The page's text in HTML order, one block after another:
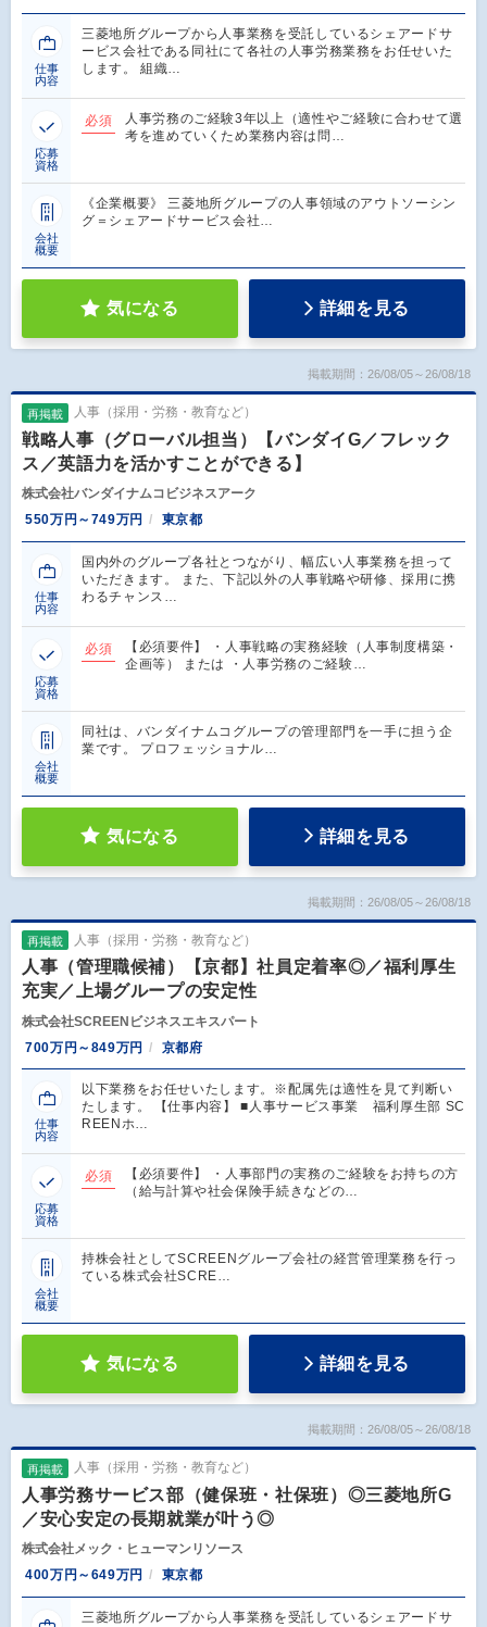
仕事
内容
三菱地所グループから人事業務を受託しているシェアードサ
ービス会社である同社にて各社の人事労務業務をお任せいた
します。 組織…
応募
資格
必須
人事労務のご経験3年以上（適性やご経験に合わせて選
考を進めていくため業務内容は問…
会社
概要
《企業概要》 三菱地所グループの人事領域のアウトソーシン
グ＝シェアードサービス会社…
気になる 詳細を見る
掲載期間：26/08/05～26/08/18
再掲載 人事（採用・労務・教育など）
戦略人事（グローバル担当）【バンダイG／フレック
ス／英語力を活かすことができる】
株式会社バンダイナムコビジネスアーク
550万円～749万円
東京都
仕事
内容
国内外のグループ各社とつながり、幅広い人事業務を担って
いただきます。 また、下記以外の人事戦略や研修、採用に携
わるチャンス…
応募
資格
必須
【必須要件】 ・人事戦略の実務経験（人事制度構築・
企画等） または ・人事労務のご経験…
会社
概要
同社は、バンダイナムコグループの管理部門を一手に担う企
業です。 プロフェッショナル…
気になる 詳細を見る
掲載期間：26/08/05～26/08/18
再掲載 人事（採用・労務・教育など）
人事（管理職候補）【京都】社員定着率◎／福利厚生
充実／上場グループの安定性
株式会社SCREENビジネスエキスパート
700万円～849万円
京都府
仕事
内容
以下業務をお任せいたします。※配属先は適性を見て判断い
たします。 【仕事内容】 ■人事サービス事業 福利厚生部 SC
REENホ…
応募
資格
必須
【必須要件】 ・人事部門の実務のご経験をお持ちの方
（給与計算や社会保険手続きなどの…
会社
概要
持株会社としてSCREENグループ会社の経営管理業務を行っ
ている株式会社SCRE…
気になる 詳細を見る
掲載期間：26/08/05～26/08/18
再掲載 人事（採用・労務・教育など）
人事労務サービス部（健保班・社保班）◎三菱地所G
／安心安定の長期就業が叶う◎
株式会社メック・ヒューマンリソース
400万円～649万円
東京都
三菱地所グループから人事業務を受託しているシェアードサ